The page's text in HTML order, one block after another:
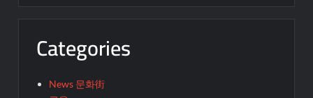
Categories
News 문화街